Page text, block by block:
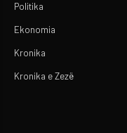
Politika
Ekonomia
Kronika
Kronika e Zezë